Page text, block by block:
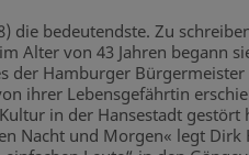
die bedeutendste. Zu
Alter von 43 Jahren begann
Hamburger
ihrer Lebensgefährtin
in der Hansestadt
Nacht und Morgen« legt Dirk